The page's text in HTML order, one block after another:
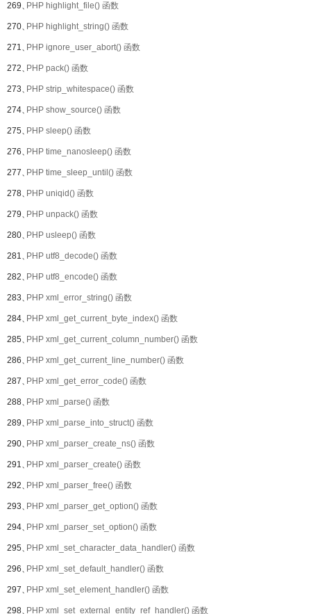
269、PHP highlight_file() 函数
270、PHP highlight_string() 函数
271、PHP ignore_user_abort() 函数
272、PHP pack() 函数
273、PHP strip_whitespace() 函数
274、PHP show_source() 函数
275、PHP sleep() 函数
276、PHP time_nanosleep() 函数
277、PHP time_sleep_until() 函数
278、PHP uniqid() 函数
279、PHP unpack() 函数
280、PHP usleep() 函数
281、PHP utf8_decode() 函数
282、PHP utf8_encode() 函数
283、PHP xml_error_string() 函数
284、PHP xml_get_current_byte_index() 函数
285、PHP xml_get_current_column_number() 函数
286、PHP xml_get_current_line_number() 函数
287、PHP xml_get_error_code() 函数
288、PHP xml_parse() 函数
289、PHP xml_parse_into_struct() 函数
290、PHP xml_parser_create_ns() 函数
291、PHP xml_parser_create() 函数
292、PHP xml_parser_free() 函数
293、PHP xml_parser_get_option() 函数
294、PHP xml_parser_set_option() 函数
295、PHP xml_set_character_data_handler() 函数
296、PHP xml_set_default_handler() 函数
297、PHP xml_set_element_handler() 函数
298、PHP xml_set_external_entity_ref_handler() 函数